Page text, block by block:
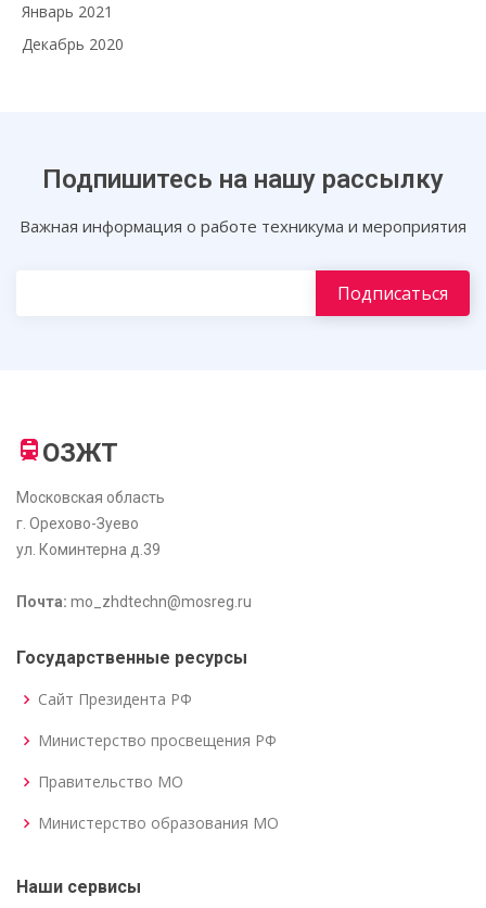
Январь 2021
Декабрь 2020
Подпишитесь на нашу рассылку
Важная информация о работе техникума и мероприятия
ОЗЖТ
Московская область
г. Орехово-Зуево
ул. Коминтерна д.39
Почта: mo_zhdtechn@mosreg.ru
Государственные ресурсы
Сайт Президента РФ
Министерство просвещения РФ
Правительство МО
Министерство образования МО
Наши сервисы